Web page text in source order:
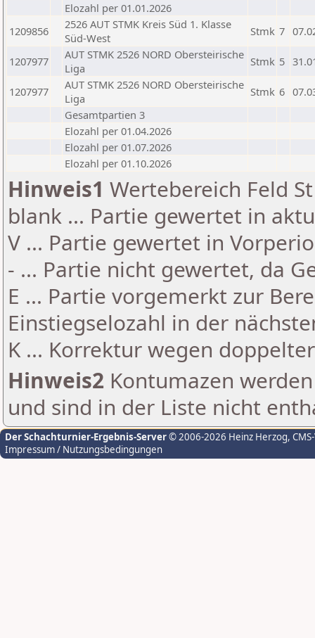
Elozahl per 01.01.2026
1209856
2526 AUT STMK Kreis Süd 1. Klasse
Süd-West
Stmk 7
1207977
AUT STMK 2526 NORD Obersteirische
Liga
Stmk 5
1207977
AUT STMK 2526 NORD Obersteirische
Liga
Stmk 6
Gesamtpartien 3
Elozahl per 01.04.2026
Elozahl per 01.07.2026
Elozahl per 01.10.2026
Hinweis1 Wertebereich Feld
blank ... Partie gewertet in
V ... Partie gewertet in
- ... Partie nicht gewertet, da
E ... Partie vorgemerkt zur
Einstiegselozahl in der
K ... Korrektur wegen
Hinweis2 Kontumazen
und sind in der Liste nicht
Der Schachturnier-Ergebnis-Server© 2006-2026 Heinz Herzog,
Impressum / Nutzungsbedingungen